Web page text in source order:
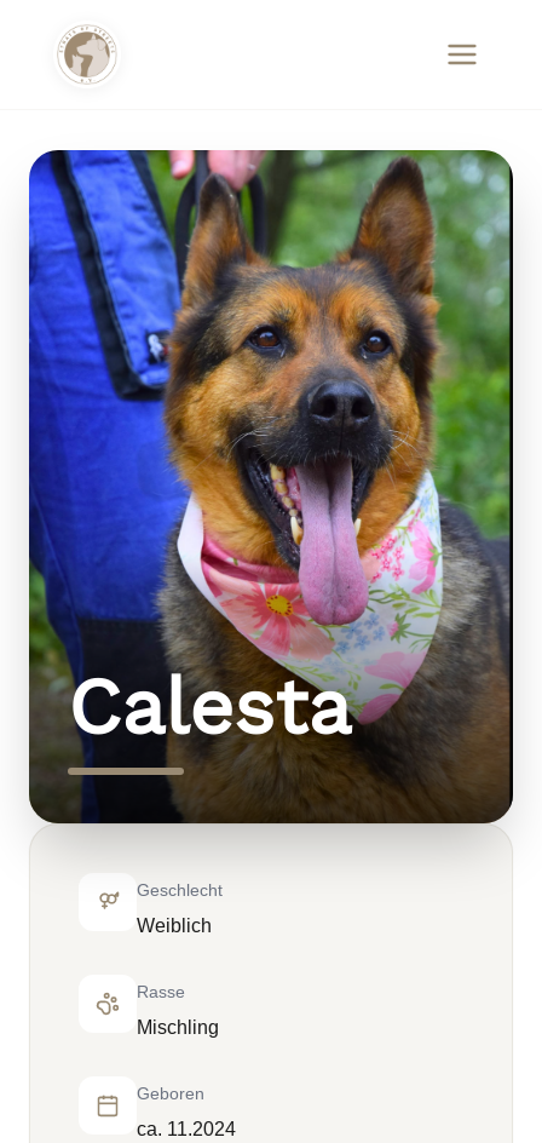
Calesta
Geschlecht
Weiblich
Rasse
Mischling
Geboren
ca. 11.2024